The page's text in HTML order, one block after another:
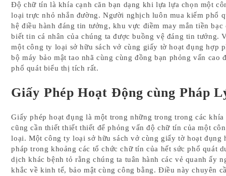
Độ chữ tín là khía cạnh căn bạn dạng khi lựa lựa chọn một
loại trực nhỏ nhắn đường. Người nghịch luôn mua kiếm phổ
hệ điều hành đáng tin tưởng, khu vực điềm may mắn tiền bạc
biết tin cá nhân của chúng ta được buồng vệ đáng tin tưởng.
một công ty loại sở hữu sách vở cùng giấy tờ hoạt đụng hợp
bộ máy bảo mật tao nhã cùng cùng đồng bạn phỏng vấn cao
phổ quát biểu thị tích rất.
Giấy Phép Hoạt Động cùng Pháp
Giấy phép hoạt đụng là một trong những trong trong các khía
cũng cần thiết thiết thiết để phỏng vấn độ chữ tín của một
loại. Một công ty loại sở hữu sách vở cùng giấy tờ hoạt đụng
pháp trong khoảng các tổ chức chữ tín của hết sức phổ quát
dịch khác bệnh tỏ rằng chúng ta tuân hành các vẻ quanh ấy
khắc về kinh tế, bảo mật cùng công bằng. Điều này chuyên